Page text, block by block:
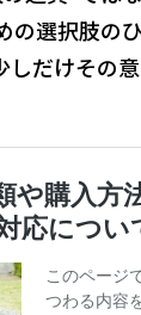
の選択肢の
しだけその